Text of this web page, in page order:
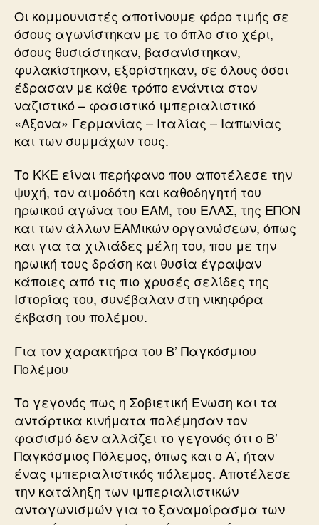
Οι κομμουνιστές αποτίνουμε φόρο τιμής σε
όσους αγωνίστηκαν με το όπλο στο χέρι,
όσους θυσιάστηκαν, βασανίστηκαν,
φυλακίστηκαν, εξορίστηκαν, σε όλους όσοι
έδρασαν με κάθε τρόπο ενάντια στον
ναζιστικό – φασιστικό ιμπεριαλιστικό
«Αξονα» Γερμανίας – Ιταλίας – Ιαπωνίας
και των συμμάχων τους.
Το ΚΚΕ είναι περήφανο που αποτέλεσε την
ψυχή, τον αιμοδότη και καθοδηγητή του
ηρωικού αγώνα του ΕΑΜ, του ΕΛΑΣ, της ΕΠΟΝ
και των άλλων ΕΑΜικών οργανώσεων, όπως
και για τα χιλιάδες μέλη του, που με την
ηρωική τους δράση και θυσία έγραψαν
κάποιες από τις πιο χρυσές σελίδες της
Ιστορίας του, συνέβαλαν στη νικηφόρα
έκβαση του πολέμου.
Για τον χαρακτήρα του Β’ Παγκόσμιου
Πολέμου
Το γεγονός πως η Σοβιετική Ενωση και τα
αντάρτικα κινήματα πολέμησαν τον
φασισμό δεν αλλάζει το γεγονός ότι ο Β’
Παγκόσμιος Πόλεμος, όπως και ο Α’, ήταν
ένας ιμπεριαλιστικός πόλεμος. Αποτέλεσε
την κατάληξη των ιμπεριαλιστικών
ανταγωνισμών για το ξαναμοίρασμα των